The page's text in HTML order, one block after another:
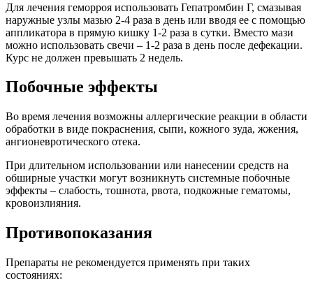
Для лечения геморроя использовать Гепатромбин Г, смазывая
наружные узлы мазью 2-4 раза в день или вводя ее с помощью
аппликатора в прямую кишку 1-2 раза в сутки. Вместо мази
можно использовать свечи – 1-2 раза в день после дефекации.
Курс не должен превышать 2 недель.
Побочные эффекты
Во время лечения возможны аллергические реакции в области
обработки в виде покраснения, сыпи, кожного зуда, жжения,
ангионевротического отека.
При длительном использовании или нанесении средств на
обширные участки могут возникнуть системные побочные
эффекты – слабость, тошнота, рвота, подкожные гематомы,
кровоизлияния.
Противопоказания
Препараты не рекомендуется применять при таких
состояниях: